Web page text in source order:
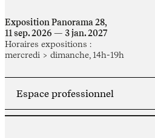
Exposition Panorama 28,
11 sep. 2026 — 3 jan. 2027
Horaires expositions :
mercredi > dimanche, 14h-19h